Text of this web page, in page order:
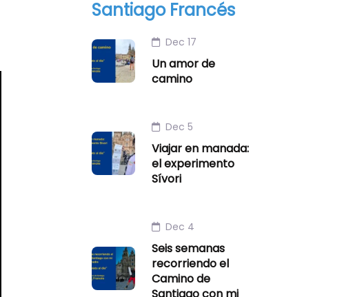
Santiago Francés
Dec 17
Un amor de
camino
Dec 5
Viajar en manada:
el experimento
Sívori
Dec 4
Seis semanas
recorriendo el
Camino de
Santiago con mi